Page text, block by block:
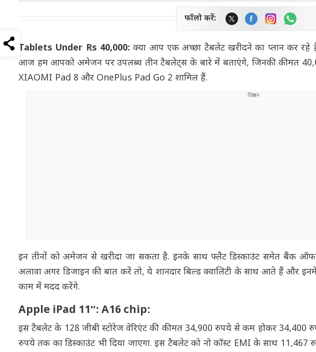
फॉलो करें:
Tablets Under Rs 40,000:क्या आप एक अच्छा टैबलेट खरीदने का प्लान कर
आज हम आपको अमेजन पर उपलब्ध तीन टैबलेट्स के बारे में बताएंगे, जिनकी कीमत
XIAOMI Pad 8 और OnePlus Pad Go 2 शामिल हैं.
इन तीनों को अमेजन से खरीदा जा सकता है. इनके साथ फ्लैट डिस्काउंट समेत बैंक
अलावा अगर डिजाइन की बात करें तो, ये शानदार बिल्ड क्वालिटी के साथ आते हैं और
काम में मदद करेंगे.
Apple iPad 11″: A16 chip:
इस टैबलेट के 128 जीबी स्टोरेज वेरिएंट की कीमत 34,900 रुपये से कम होकर 34,400
रुपये तक का डिस्काउंट भी दिया जाएगा. इस टैबलेट को नो कॉस्ट EMI के साथ 11,467